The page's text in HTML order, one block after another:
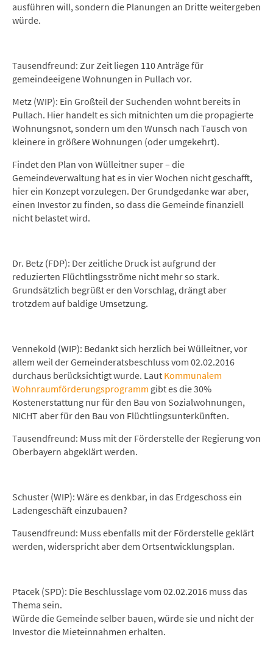
ausführen will, sondern die Planungen an Dritte weitergeben
würde.
Tausendfreund: Zur Zeit liegen 110 Anträge für
gemeindeeigene Wohnungen in Pullach vor.
Metz (WIP): Ein Großteil der Suchenden wohnt bereits in
Pullach. Hier handelt es sich mitnichten um die propagierte
Wohnungsnot, sondern um den Wunsch nach Tausch von
kleinere in größere Wohnungen (oder umgekehrt).
Findet den Plan von Wülleitner super – die
Gemeindeverwaltung hat es in vier Wochen nicht geschafft,
hier ein Konzept vorzulegen. Der Grundgedanke war aber,
einen Investor zu finden, so dass die Gemeinde finanziell
nicht belastet wird.
Dr. Betz (FDP): Der zeitliche Druck ist aufgrund der
reduzierten Flüchtlingsströme nicht mehr so stark.
Grundsätzlich begrüßt er den Vorschlag, drängt aber
trotzdem auf baldige Umsetzung.
Vennekold (WIP): Bedankt sich herzlich bei Wülleitner, vor
allem weil der Gemeinderatsbeschluss vom 02.02.2016
durchaus berücksichtigt wurde. Laut Kommunalem
Wohnraumförderungsprogramm gibt es die 30%
Kostenerstattung nur für den Bau von Sozialwohnungen,
NICHT aber für den Bau von Flüchtlingsunterkünften.
Tausendfreund: Muss mit der Förderstelle der Regierung von
Oberbayern abgeklärt werden.
Schuster (WIP): Wäre es denkbar, in das Erdgeschoss ein
Ladengeschäft einzubauen?
Tausendfreund: Muss ebenfalls mit der Förderstelle geklärt
werden, widerspricht aber dem Ortsentwicklungsplan.
Ptacek (SPD): Die Beschlusslage vom 02.02.2016 muss das
Thema sein.
Würde die Gemeinde selber bauen, würde sie und nicht der
Investor die Mieteinnahmen erhalten.